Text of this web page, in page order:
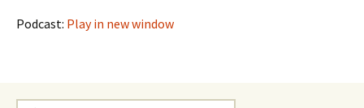
Podcast: Play in new window